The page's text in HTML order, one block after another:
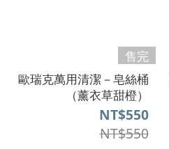
售完
歐瑞克萬用清潔－皂絲桶
（薰衣草甜橙）
NT$550
NT$550